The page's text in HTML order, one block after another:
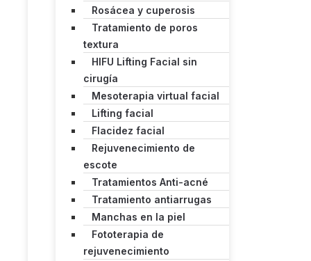
Rosácea y cuperosis
Tratamiento de poros
textura
HIFU Lifting Facial sin
cirugía
Mesoterapia virtual facial
Lifting facial
Flacidez facial
Rejuvenecimiento de
escote
Tratamientos Anti-acné
Tratamiento antiarrugas
Manchas en la piel
Fototerapia de
rejuvenecimiento